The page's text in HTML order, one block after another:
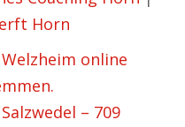
Horn
online
– 709